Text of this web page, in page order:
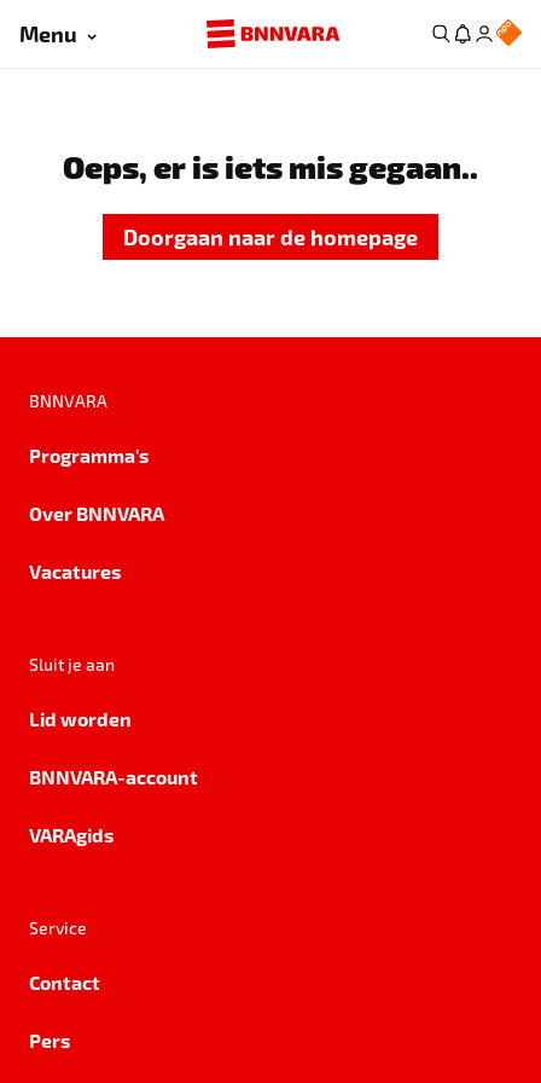
Menu
Oeps, er is iets mis gegaan..
Doorgaan naar de homepage
BNNVARA
Programma's
Over BNNVARA
Vacatures
Sluit je aan
Lid worden
BNNVARA-account
VARAgids
Service
Contact
Pers